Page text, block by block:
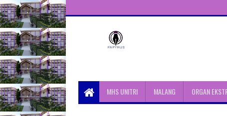
Unit Aktivitas Pers Mahasiswa
Papyrus UnitriMHS UNITRI MALANG ORGAN